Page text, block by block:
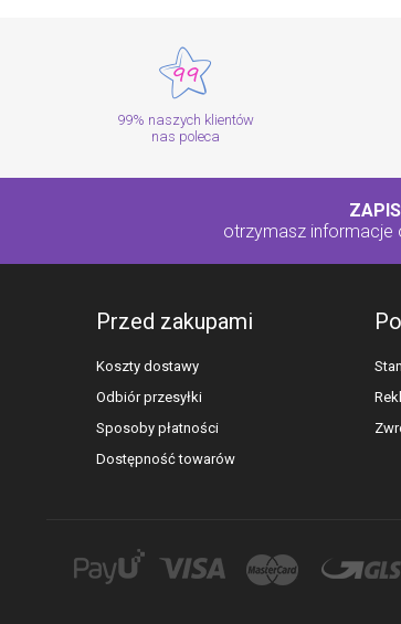
99% naszych klientów
nas poleca
otrzymasz informacje
Przed zakupami
Koszty dostawy
Odbiór przesyłki
Sposoby płatności
Dostępność towarów